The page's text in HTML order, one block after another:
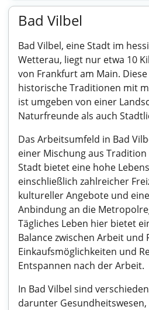
Bad Vilbel
Bad Vilbel, eine Stadt im
Wetterau, liegt nur etwa 10
von Frankfurt am Main.
historische Traditionen mit
ist umgeben von einer
Naturfreunde als auch
Das Arbeitsumfeld in Bad
einer Mischung aus
Stadt bietet eine hohe
einschließlich zahlreicher
kultureller Angebote und
Anbindung an die
Tägliches Leben hier bietet
Balance zwischen Arbeit und
Einkaufsmöglichkeiten und
Entspannen nach der Arbeit.
In Bad Vilbel sind
darunter Gesundheitswesen,